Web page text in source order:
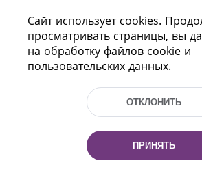
Пр-т Независимости 116
г. Минск, Республика Беларусь,
Тел.: (+375 17) 368 37 37, Факс:
Сайт использует cookies.
просматривать страницы, вы
на обработку файлов cookie и
пользовательских данных.
ОТКЛОНИТЬ
ПРИНЯТЬ